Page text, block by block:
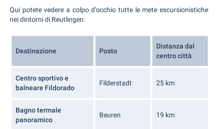
Qui potete vedere a colpo d'occhio tutte le mete escursionistiche
nei dintorni di Reutlingen:
Destinazione Posto
Distanza dal
centro città
Centro sportivo e
balneare Fildorado
Filderstadt 25 km
Bagno termale
panoramico
Beuren 19 km